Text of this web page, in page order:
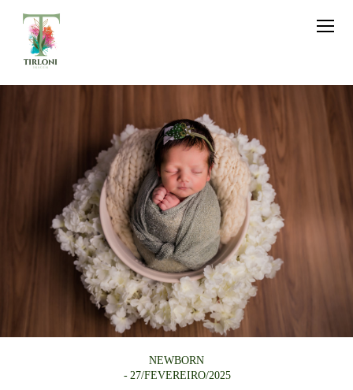
NEWBORN
27/FEVEREIRO/2025